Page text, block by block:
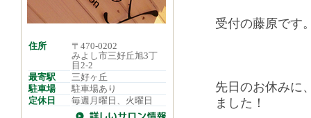
受付の藤原です
先日のお休みに
ました！
住所
〒470-0202
みよし市三好丘旭3丁
目2-2
最寄駅
三好ヶ丘
駐車場
駐車場あり
定休日
毎週月曜日、火曜日